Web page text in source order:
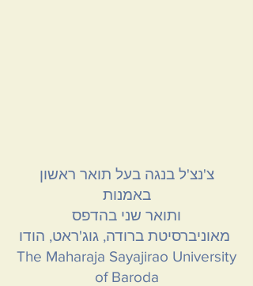
צ'נצ'ל בנגה בעל תואר ראשון
באמנות
ותואר שני בהדפס
The Maharaja Sayajirao University
of Baroda